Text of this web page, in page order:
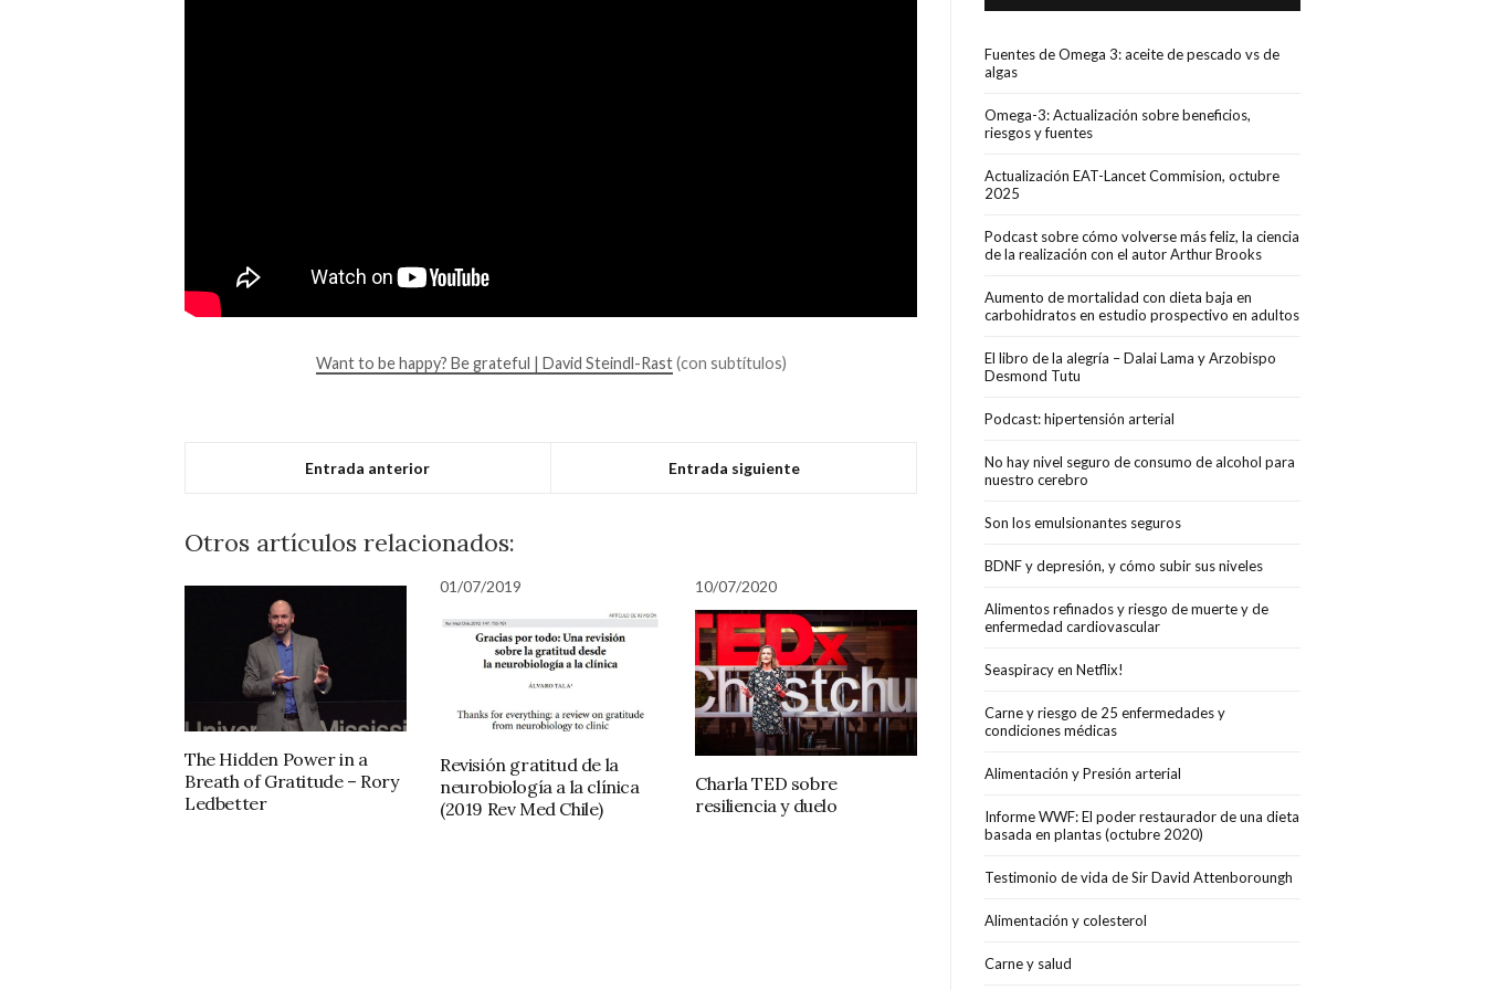
Want to be happy? Be grateful | David Steindl-Rast(con subtítulos)
Entrada anterior Entrada siguiente
Otros artículos relacionados:
The Hidden Power in a
Breath of Gratitude – Rory
Ledbetter
01/07/2019
Revisión gratitud de la
neurobiología a la clínica
(2019 Rev Med Chile)
10/07/2020
Charla TED sobre
resiliencia y duelo
Fuentes de Omega 3: aceite de pescado vs de
algas
Omega-3: Actualización sobre beneficios,
riesgos y fuentes
Actualización EAT-Lancet Commision, octubre
2025
Podcast sobre cómo volverse más feliz, la ciencia
de la realización con el autor Arthur Brooks
Aumento de mortalidad con dieta baja en
carbohidratos en estudio prospectivo en adultos
El libro de la alegría – Dalai Lama y Arzobispo
Desmond Tutu
Podcast: hipertensión arterial
No hay nivel seguro de consumo de alcohol para
nuestro cerebro
Son los emulsionantes seguros
BDNF y depresión, y cómo subir sus niveles
Alimentos refinados y riesgo de muerte y de
enfermedad cardiovascular
Seaspiracy en Netflix!
Carne y riesgo de 25 enfermedades y
condiciones médicas
Alimentación y Presión arterial
Informe WWF: El poder restaurador de una dieta
basada en plantas (octubre 2020)
Testimonio de vida de Sir David Attenboroungh
Alimentación y colesterol
Carne y salud